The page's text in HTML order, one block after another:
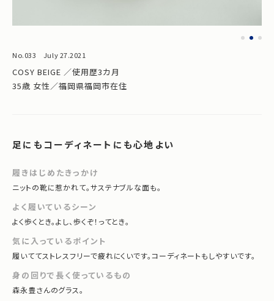
No.033 July 27.2021
COSY BEIGE ／使用歴3カ月
35歳 女性／福岡県福岡市在住
足にもコーディネートにも心地よい
履きはじめたきっかけ
ニットの靴に惹かれて。サステナブルな面も。
よく履いているシーン
よく歩くとき。よし、歩くぞ！ってとき。
気に入っているポイント
履いててストレスフリーで疲れにくいです。コーディネートもしやすいです。
身の回りで長く使っているもの
森永豊さんのグラス。